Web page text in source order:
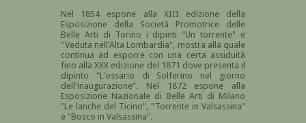
Nel 1854 espone alla XIII edizione della
Esposizione della Società Promotrice delle
Belle Arti di Torino i dipinti "Un torrente" e
"Veduta nell'Alta Lombardia", mostra alla quale
continua ad esporre con una certa assiduità
fino alla XXX edizione del 1871 dove presenta il
dipinto "L'ossario di Solferino nel giorno
dell'inaugurazione". Nel 1872 espone alla
Esposizione Nazionale di Belle Arti di Milano
"Le lanche del Ticino", "Torrente in Valsassina"
e "Bosco in Valsassina".